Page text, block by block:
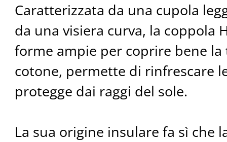
Caratterizzata da una cupola
da una visiera curva, la coppola
forme ampie per coprire bene la
cotone, permette di rinfrescare
protegge dai raggi del sole.
La sua origine insulare fa sì che